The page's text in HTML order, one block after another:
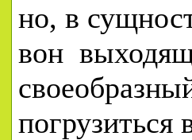
но, в
вон
погрузиться